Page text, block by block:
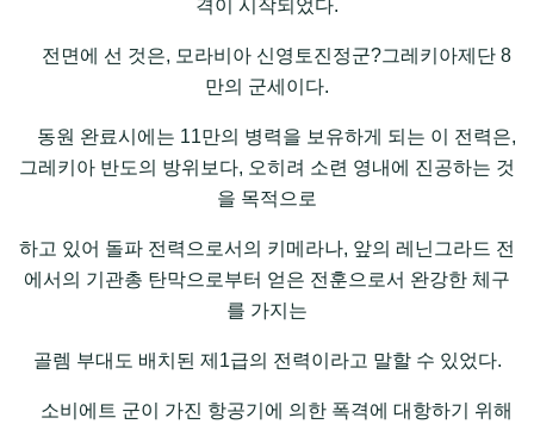
격이 시작되었다.
전면에 선 것은, 모라비아 신영토진정군?그레키아제단 8
만의 군세이다.
동원 완료시에는 11만의 병력을 보유하게 되는 이 전력은,
그레키아 반도의 방위보다, 오히려 소련 영내에 진공하는 것
을 목적으로
하고 있어 돌파 전력으로서의 키메라나, 앞의 레닌그라드 전
에서의 기관총 탄막으로부터 얻은 전훈으로서 완강한 체구
를 가지는
골렘 부대도 배치된 제1급의 전력이라고 말할 수 있었다.
소비에트 군이 가진 항공기에 의한 폭격에 대항하기 위해